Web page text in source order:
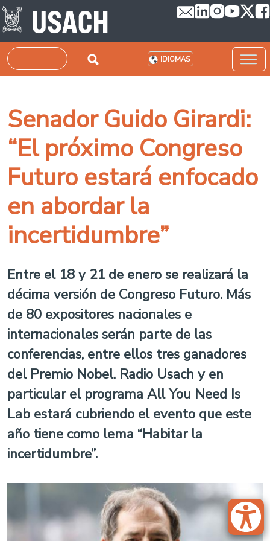
Pasar al contenido principal
Buscar IDIOMAS
Senador Guido Girardi:
“El próximo Congreso
Futuro estará enfocado
en abordar la
incertidumbre”
Entre el 18 y 21 de enero se realizará la
décima versión de Congreso Futuro. Más
de 80 expositores nacionales e
internacionales serán parte de las
conferencias, entre ellos tres ganadores
del Premio Nobel. Radio Usach y en
particular el programa All You Need Is
Lab estará cubriendo el evento que este
año tiene como lema “Habitar la
incertidumbre”.